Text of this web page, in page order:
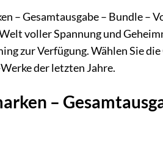
– Gesamtausgabe – Bundle –
voller Spannung und
zur Verfügung. Wählen Sie
der letzten Jahre.
–